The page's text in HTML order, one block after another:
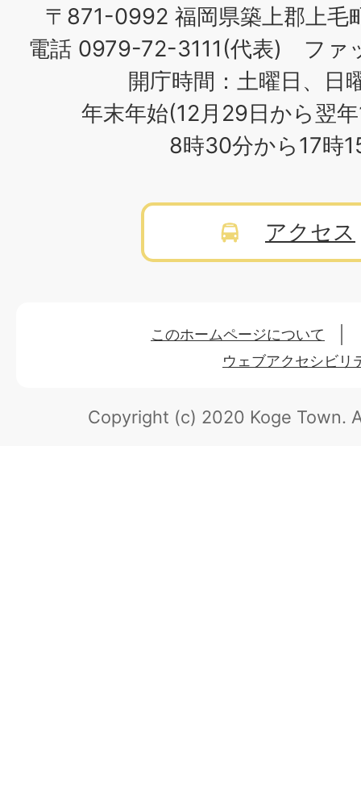
〒871-0992 福岡県築上郡上毛
電話 0979-72-3111(代表) ファ
開庁時間：土曜日、日
年末年始(12月29日から翌
8時30分から17時
アクセス
このホームページについて
ウェブアクセシビリ
Copyright (c) 2020 Koge Town.